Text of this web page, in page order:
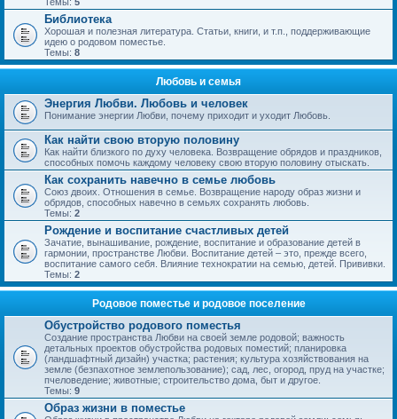
Библиотека
Хорошая и полезная литература. Статьи, книги, и т.п., поддерживающие
идею о родовом поместье.
Темы: 8
Любовь и семья
Энергия Любви. Любовь и человек
Понимание энергии Любви, почему приходит и уходит Любовь.
Как найти свою вторую половину
Как найти близкого по духу человека. Возвращение обрядов и праздников,
способных помочь каждому человеку свою вторую половину отыскать.
Как сохранить навечно в семье любовь
Союз двоих. Отношения в семье. Возвращение народу образ жизни и
обрядов, способных навечно в семьях сохранять любовь.
Темы: 2
Рождение и воспитание счастливых детей
Зачатие, вынашивание, рождение, воспитание и образование детей в
гармонии, пространстве Любви. Воспитание детей – это, прежде всего,
воспитание самого себя. Влияние технократии на семью, детей. Прививки.
Темы: 2
Родовое поместье и родовое поселение
Обустройство родового поместья
Создание пространства Любви на своей земле родовой; важность
детальных проектов обустройства родовых поместий; планировка
(ландшафтный дизайн) участка; растения; культура хозяйствования на
земле (безпахотное землепользование); сад, лес, огород, пруд на участке;
пчеловедение; животные; строительство дома, быт и другое.
Темы: 9
Образ жизни в поместье